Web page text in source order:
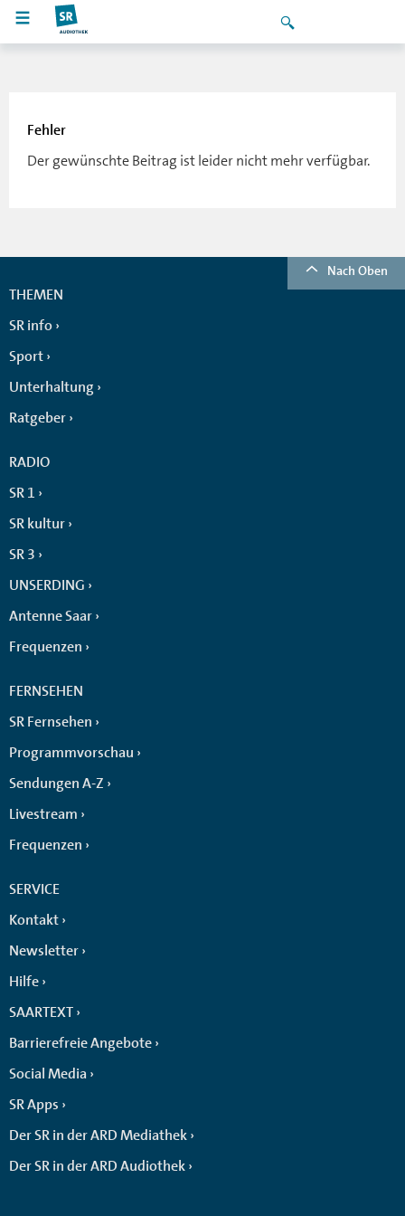
Fehler
Der gewünschte Beitrag ist leider nicht mehr verfügbar.
Nach Oben
THEMEN
SR info
Sport
Unterhaltung
Ratgeber
RADIO
SR 1
SR kultur
SR 3
UNSERDING
Antenne Saar
Frequenzen
FERNSEHEN
SR Fernsehen
Programmvorschau
Sendungen A-Z
Livestream
Frequenzen
SERVICE
Kontakt
Newsletter
Hilfe
SAARTEXT
Barrierefreie Angebote
Social Media
SR Apps
Der SR in der ARD Mediathek
Der SR in der ARD Audiothek